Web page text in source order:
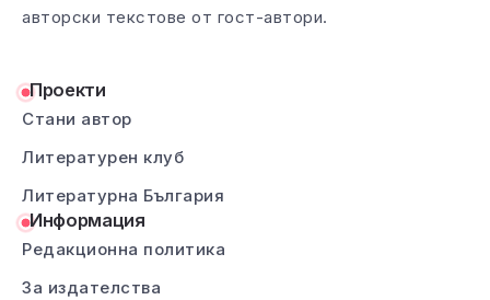
авторски текстове от гост-автори.
Проекти
Стани автор
Литературен клуб
Литературна България
Информация
Редакционна политика
За издателства